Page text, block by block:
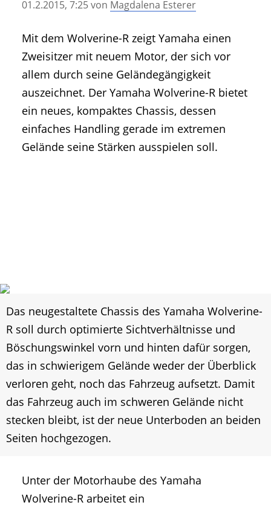
• Geschichte und Geschichten
• Mitteilung der Redaktion
• Agritechnica Neuheiten Archiv
• Artikel nach Hersteller/Marke
01.2.2015, 7:25von Magdalena Esterer
Mit dem Wolverine-R zeigt Yamaha einen
Zweisitzer mit neuem Motor, der sich vor
allem durch seine Geländegängigkeit
auszeichnet. Der Yamaha Wolverine-R bietet
ein neues, kompaktes Chassis, dessen
einfaches Handling gerade im extremen
Gelände seine Stärken ausspielen soll.
Das neugestaltete Chassis des Yamaha Wolverine-
R soll durch optimierte Sichtverhältnisse und
Böschungswinkel vorn und hinten dafür sorgen,
das in schwierigem Gelände weder der Überblick
verloren geht, noch das Fahrzeug aufsetzt. Damit
das Fahrzeug auch im schweren Gelände nicht
stecken bleibt, ist der neue Unterboden an beiden
Seiten hochgezogen.
Unter der Motorhaube des Yamaha
Wolverine-R arbeitet ein